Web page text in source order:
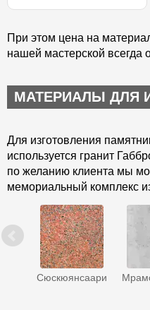
При этом цена на
нашей мастерской всегда
МАТЕРИАЛЫ ДЛЯ
Для изготовления
используется гранит
по желанию клиента мы
мемориальный комплекс
Сюскюянсаари